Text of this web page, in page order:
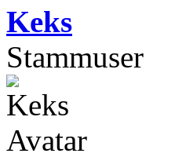
Keks
Stammuser